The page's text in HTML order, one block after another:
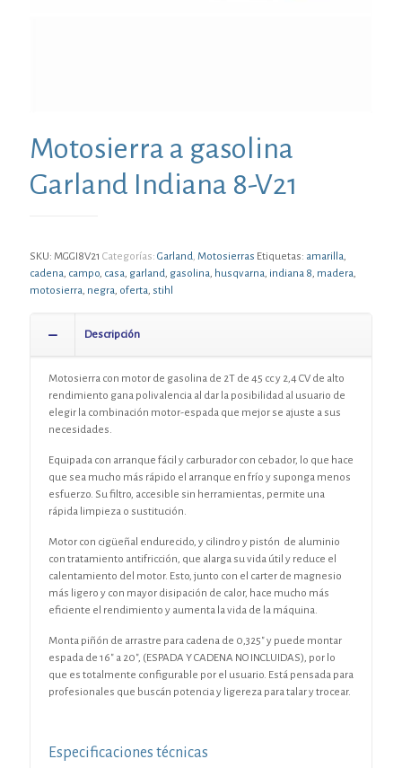
Motosierra a gasolina
Garland Indiana 8-V21
SKU: MGGI8V21 Categorías: Garland, Motosierras Etiquetas: amarilla,
cadena, campo, casa, garland, gasolina, husqvarna, indiana 8, madera,
motosierra, negra, oferta, stihl
Descripción
Motosierra con motor de gasolina de 2T de 45 cc y 2,4 CV de alto
rendimiento gana polivalencia al dar la posibilidad al usuario de
elegir la combinación motor-espada que mejor se ajuste a sus
necesidades.
Equipada con arranque fácil y carburador con cebador, lo que hace
que sea mucho más rápido el arranque en frío y suponga menos
esfuerzo. Su filtro, accesible sin herramientas, permite una
rápida limpieza o sustitución.
Motor con cigüeñal endurecido, y cilindro y pistón de aluminio
con tratamiento antifricción, que alarga su vida útil y reduce el
calentamiento del motor. Esto, junto con el carter de magnesio
más ligero y con mayor disipación de calor, hace mucho más
eficiente el rendimiento y aumenta la vida de la máquina.
Monta piñón de arrastre para cadena de 0,325″ y puede montar
espada de 16″ a 20″, (ESPADA Y CADENA NO INCLUIDAS), por lo
que es totalmente configurable por el usuario. Está pensada para
profesionales que buscán potencia y ligereza para talar y trocear.
Especificaciones técnicas